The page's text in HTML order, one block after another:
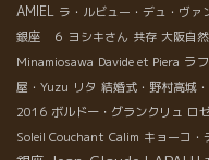
AMIEL ラ・ルビュー・デュ・ヴァ
銀座 ６ ヨシキさん 共存 大阪自
Minamiosawa Davide et Piera ラ
屋・Yuzu リタ 結婚式・野村高城
2016 ボルドー・グランクリュ ロ
Soleil Couchant Calim キョーコ・